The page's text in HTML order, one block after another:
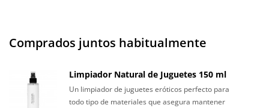
Comprados juntos habitualmente
Limpiador Natural de Juguetes 150 ml
Un limpiador de juguetes eróticos perfecto para
todo tipo de materiales que asegura mantener